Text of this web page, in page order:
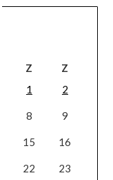
Z
Z
1
2
8 9
15 16
22 23